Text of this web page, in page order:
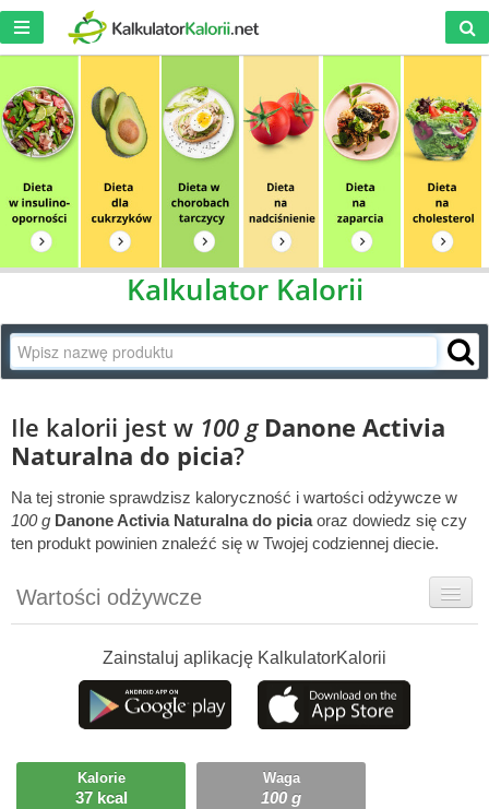
Kalkulator Kalorii
Ile kalorii jest w 100 g Danone Activia
Naturalna do picia?
Na tej stronie sprawdzisz kaloryczność i wartości odżywcze w
100 g Danone Activia Naturalna do piciaoraz dowiedz się czy
ten produkt powinien znaleźć się w Twojej codziennej diecie.
Wartości odżywcze
Szczegółówe informacje
Ciekawostki
Ile możesz zjeść?
Zainstaluj aplikację KalkulatorKalorii
Kalorie
37 kcal
Waga
100 g